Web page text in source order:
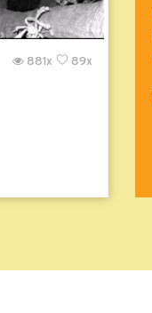
89x
881x